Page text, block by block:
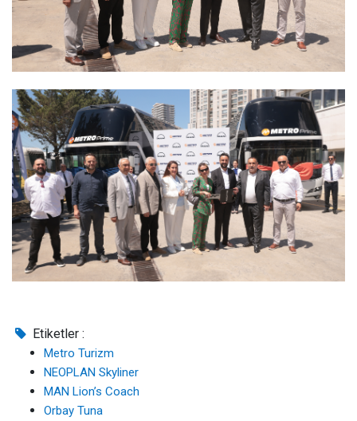
Etiketler :
Metro Turizm
NEOPLAN Skyliner
MAN Lion’s Coach
Orbay Tuna